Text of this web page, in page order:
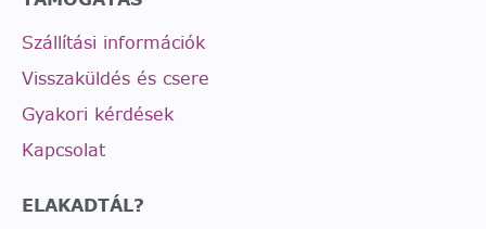
Szállítási információk
Visszaküldés és csere
Gyakori kérdések
Kapcsolat
ELAKADTÁL?